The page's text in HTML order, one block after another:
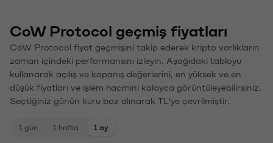
CoW Protocol geçmiş fiyatları
CoW Protocol fiyat geçmişini takip ederek kripto varlıkların
zaman içindeki performansını izleyin. Aşağıdaki tabloyu
kullanarak açılış ve kapanış değerlerini, en yüksek ve en
düşük fiyatları ve işlem hacmini kolayca görüntüleyebilirsiniz.
Seçtiğiniz günün kuru baz alınarak TL'ye çevrilmiştir.
1 gün 1 hafta 1 ay